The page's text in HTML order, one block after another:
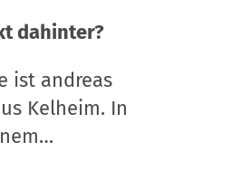
dahinter?
ist andreas
Kelheim. In